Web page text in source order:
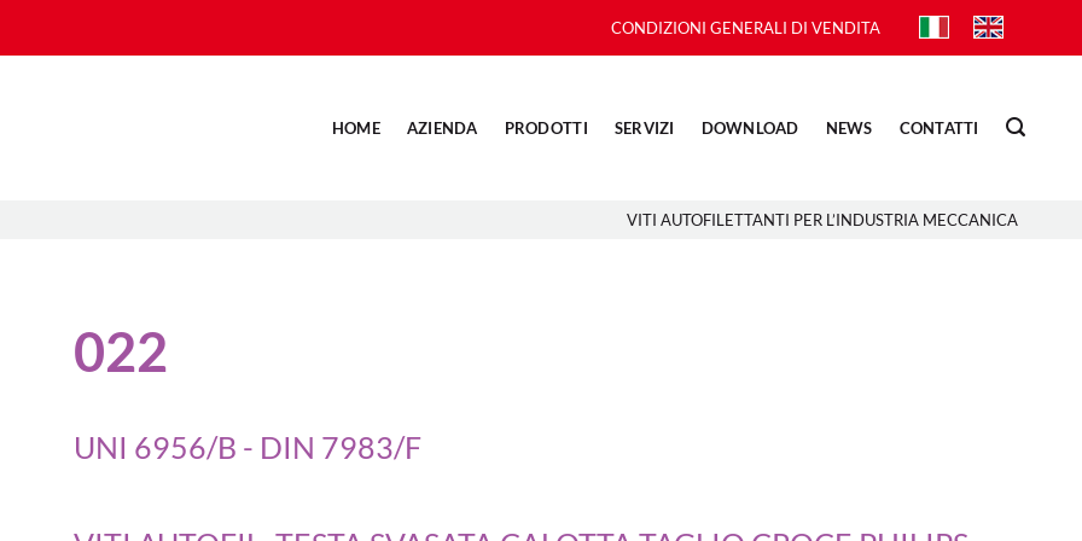
CONDIZIONI GENERALI DI VENDITA
HOME AZIENDA PRODOTTI SERVIZI DOWNLOAD NEWS CONTATTI
VITI AUTOFILETTANTI PER L’INDUSTRIA MECCANICA
022
UNI 6956/B - DIN 7983/F